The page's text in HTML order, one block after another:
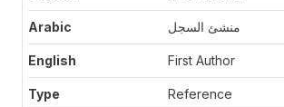
منشئ السجل
First Author
Reference